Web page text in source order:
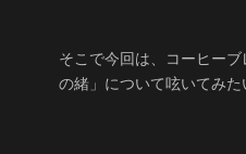
そこで今回は、コーヒー
の緒」について呟いてみた